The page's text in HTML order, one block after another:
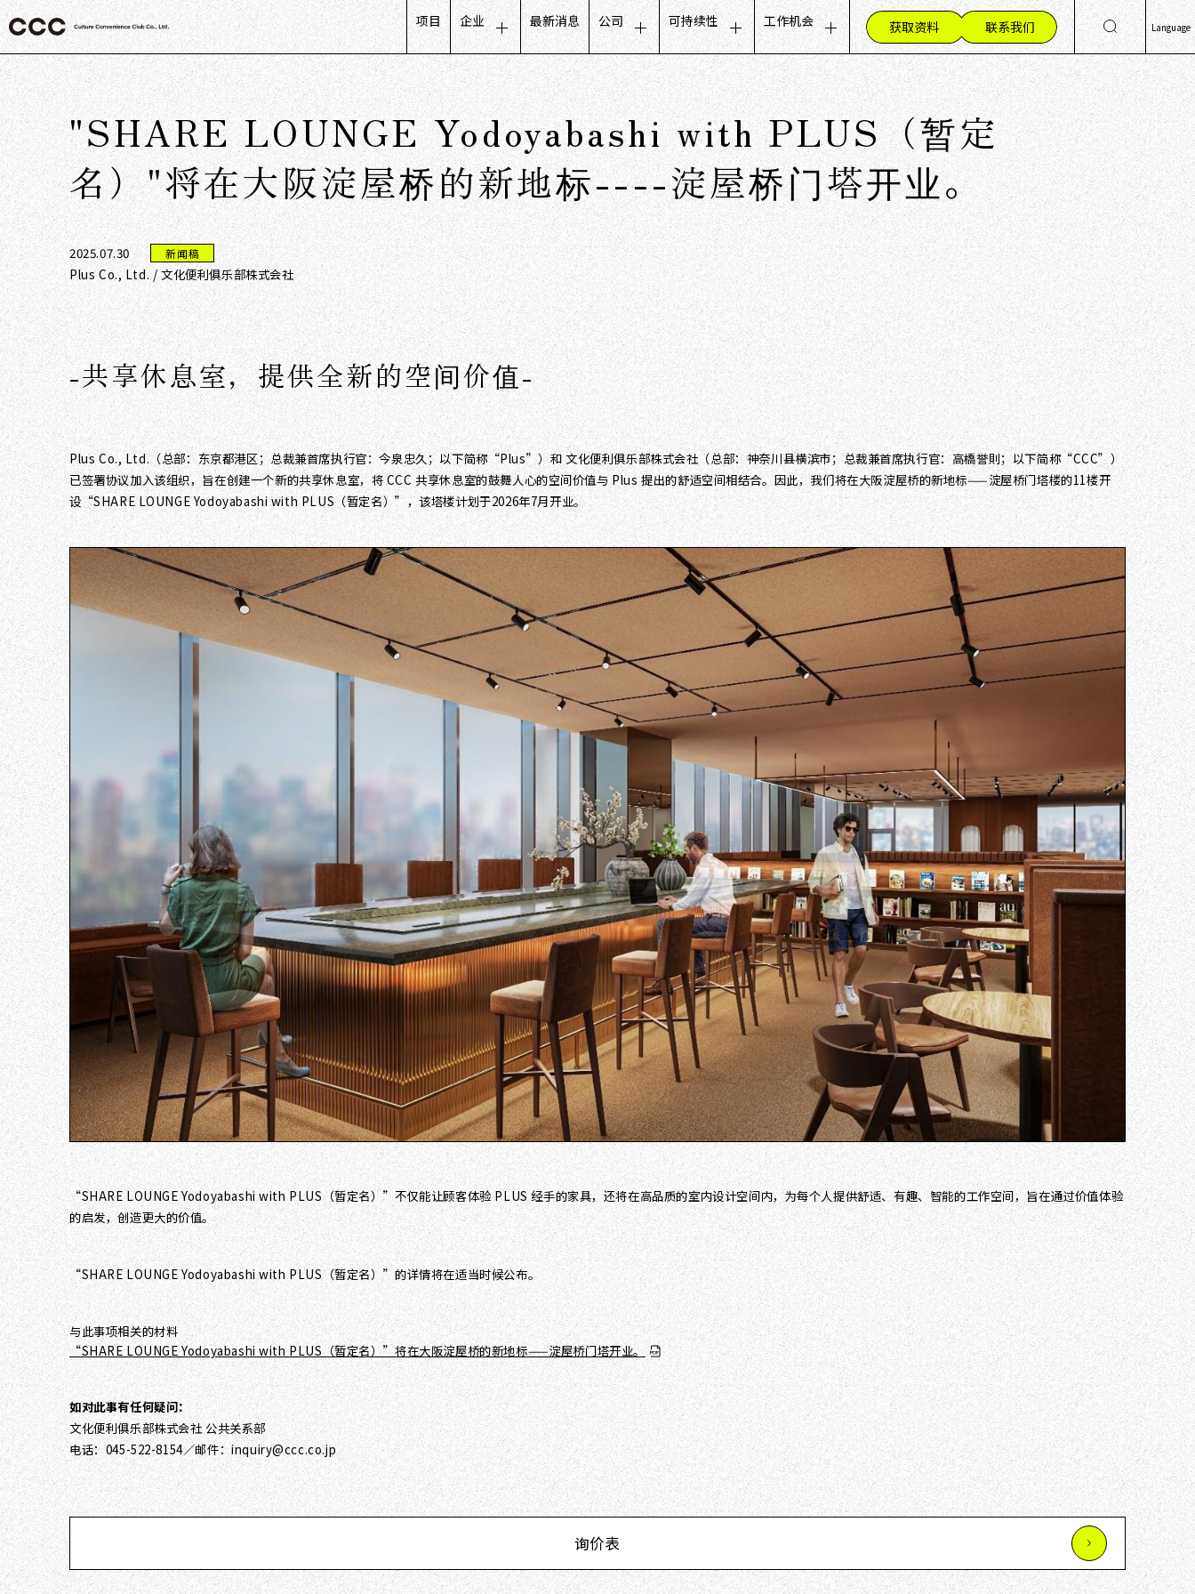
项目 企业
客户体验
零售业务
生活设计业务
合作伙伴沟通
数据库营销
最新消息 公司
管理层致辞
公司概况
使命・愿景・价值观
集团公司
董事会成员
公司发展历程
用数字看CCC
可持续性
关于可持续发展的信息
公平和包容的举措
与地方社区的合作
管理规范
工作机会
招聘职位（招聘信息）
对人才的重视
工作环境
员工心声
获取资料 联系我们 Language
日
简
繁
"SHARE LOUNGE Yodoyabashi with PLUS（暂定
名）"将在大阪淀屋桥的新地标----淀屋桥门塔开业。
2025.07.30 新闻稿
Plus Co., Ltd. / 文化便利俱乐部株式会社
-共享休息室，提供全新的空间价值-
Plus Co., Ltd.（总部：东京都港区；总裁兼首席执行官：今泉忠久；以下简称“Plus”）和 文化便利俱乐部株式会社（总部：神奈川县横滨市；总裁兼首席执行官：高橋誉則；以下简称“CCC”）
已签署协议加入该组织，旨在创建一个新的共享休息室，将 CCC 共享休息室的鼓舞人心的空间价值与 Plus 提出的舒适空间相结合。因此，我们将在大阪淀屋桥的新地标——淀屋桥门塔楼的11楼开
设“SHARE LOUNGE Yodoyabashi with PLUS（暂定名）”，该塔楼计划于2026年7月开业。
“SHARE LOUNGE Yodoyabashi with PLUS（暂定名）”不仅能让顾客体验 PLUS 经手的家具，还将在高品质的室内设计空间内，为每个人提供舒适、有趣、智能的工作空间，旨在通过价值体验
的启发，创造更大的价值。
“SHARE LOUNGE Yodoyabashi with PLUS（暂定名）”的详情将在适当时候公布。
与此事项相关的材料
“SHARE LOUNGE Yodoyabashi with PLUS（暂定名）”将在大阪淀屋桥的新地标——淀屋桥门塔开业。
如对此事有任何疑问：
文化便利俱乐部株式会社 公共关系部
电话：045-522-8154／邮件：inquiry@ccc.co.jp
询价表